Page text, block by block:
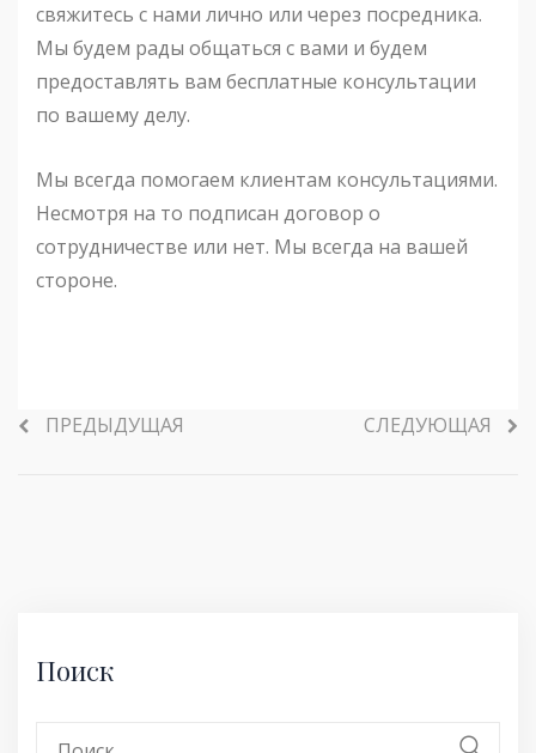
свяжитесь с нами лично или через посредника.
Мы будем рады общаться с вами и будем
предоставлять вам бесплатные консультации
по вашему делу.
Мы всегда помогаем клиентам консультациями.
Несмотря на то подписан договор о
сотрудничестве или нет. Мы всегда на вашей
стороне.
ПРЕДЫДУЩАЯ СЛЕДУЮЩАЯ
Поиск